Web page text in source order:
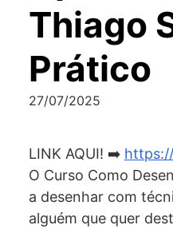
Thiago
Prático
27/07/2025
LINK AQUI! ➡️
O Curso Como
a desenhar com
alguém que quer